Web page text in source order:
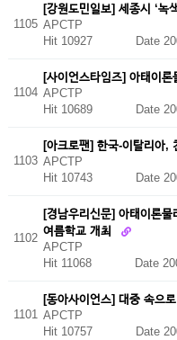
1105
[강원도민일보] 세종시 ‘녹
APCTP
Hit 10927
Date
1104
[사이언스타임즈] 아태이
APCTP
Hit 10689
Date
1103
[아크로팬] 한국-이탈리아,
APCTP
Hit 10743
Date
1102
[경남우리신문] 아태이론
여름학교 개최
APCTP
Hit 11068 Date
1101
[동아사이언스] 대중 속으
APCTP
Hit 10757
Date